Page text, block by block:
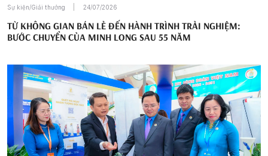
Sự kiện/Giải thưởng 24/07/2026
TỪ KHÔNG GIAN BÁN LẺ ĐẾN HÀNH TRÌNH TRẢI NGHIỆM:
BƯỚC CHUYỂN CỦA MINH LONG SAU 55 NĂM